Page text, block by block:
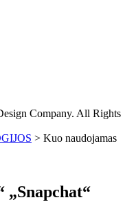
Company. All Rights
> Kuo naudojamas
„Snapchat“